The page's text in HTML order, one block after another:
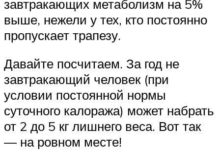
завтракающих метаболизм на 5%
выше, нежели у тех, кто постоянно
пропускает трапезу.
Давайте посчитаем. За год не
завтракающий человек (при
условии постоянной нормы
суточного калоража) может набрать
от 2 до 5 кг лишнего веса. Вот так
— на ровном месте!